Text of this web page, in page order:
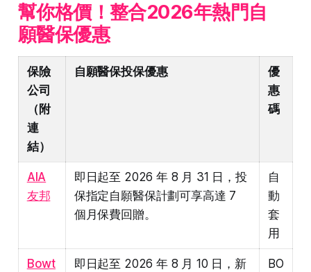
幫你格價！整合2026年熱門自
願醫保優惠
保險
公司
（附
連
結）
自願醫保投保優惠
優
惠
碼
AIA
友邦
即日起至 2026 年 8 月 31 日，投
保指定自願醫保計劃可享高達 7
個月保費回贈。
自
動
套
用
Bowt 即日起至 2026 年 8 月 10 日，新 BO